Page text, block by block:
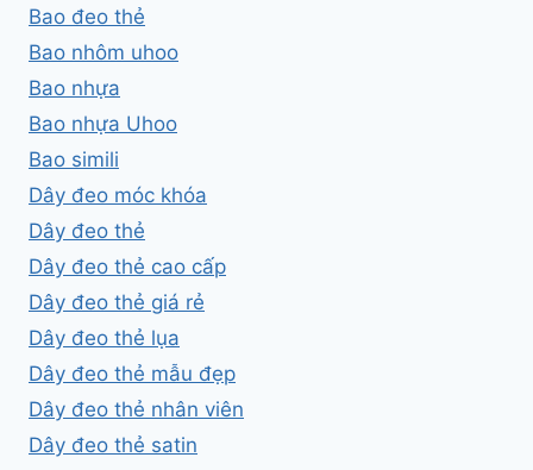
Bao đeo thẻ
Bao nhôm uhoo
Bao nhựa
Bao nhựa Uhoo
Bao simili
Dây đeo móc khóa
Dây đeo thẻ
Dây đeo thẻ cao cấp
Dây đeo thẻ giá rẻ
Dây đeo thẻ lụa
Dây đeo thẻ mẫu đẹp
Dây đeo thẻ nhân viên
Dây đeo thẻ satin